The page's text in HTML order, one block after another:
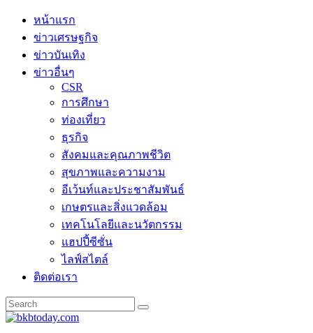
Skip
content
หน้าแรก
ข่าวเศรษฐกิจ
ข่าวบันเทิง
ข่าวอื่นๆ
CSR
การศึกษา
ท่องเที่ยว
ธุรกิจ
สังคมและคุณภาพชีวิต
สุขภาพและความงาม
อีเว้นท์และประชาสัมพันธ์
เกษตรและสิ่งแวดล้อม
เทคโนโลยีและนวัตกรรม
แฮปปี้ซีซั่น
ไลฟ์สไตล์
ติดต่อเรา